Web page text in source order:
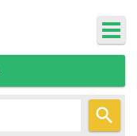
